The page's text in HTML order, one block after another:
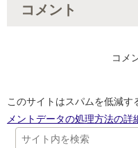
コメント
コメ
このサイトはスパムを低減す
メントデータの処理方法の